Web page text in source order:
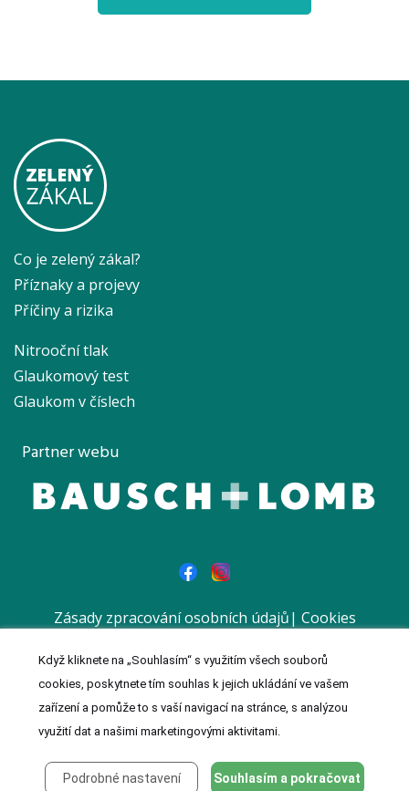
Co je zelený zákal?
Příznaky a projevy
Příčiny a rizika
Nitrooční tlak
Glaukomový test
Glaukom v číslech
Partner webu
Zásady zpracování osobních údajů| Cookies
© 2023 MeDitorial | Vytvořil a spravuje Meditorial
| ISSN 1803-
Když kliknete na „Souhlasím“ s využitím všech souborů
cookies, poskytnete tím souhlas k jejich ukládání ve vašem
zařízení a pomůže to s vaší navigací na stránce, s analýzou
využití dat a našimi marketingovými aktivitami.
Podrobné nastavení Souhlasím a pokračovat